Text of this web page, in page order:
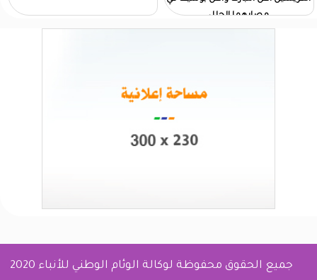
مصابهما الجلل
جميع الحقوق محفوظة لوكالة الوئام الوطني للأنباء 2020